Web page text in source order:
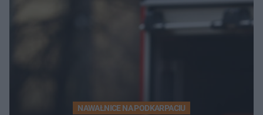
NAWAŁNICE NA PODKARPACIU